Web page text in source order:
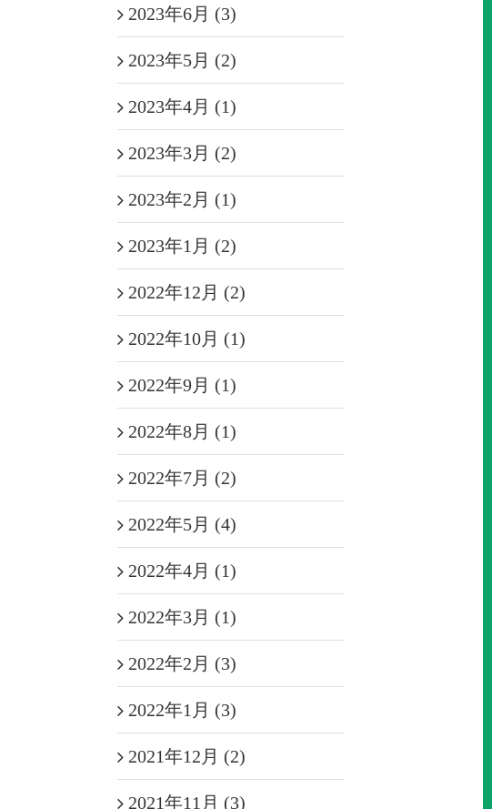
2023年6月 (3)
2023年5月 (2)
2023年4月 (1)
2023年3月 (2)
2023年2月 (1)
2023年1月 (2)
2022年12月 (2)
2022年10月 (1)
2022年9月 (1)
2022年8月 (1)
2022年7月 (2)
2022年5月 (4)
2022年4月 (1)
2022年3月 (1)
2022年2月 (3)
2022年1月 (3)
2021年12月 (2)
2021年11月 (3)